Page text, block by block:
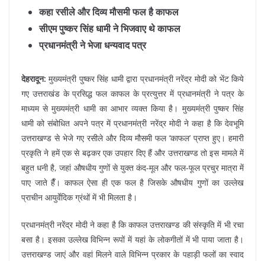
कहा रसीले और दिव्य मौसमी फल है काफल
सीएम पुष्कर सिंह धामी ने भिजवाए थे काफल
प्रधानमंत्री ने भेजा धन्यवाद पत्र
देहरादून: मुख्यमंत्री पुष्कर सिंह धामी द्वारा प्रधानमंत्री नरेंद्र मोदी को भेंट किये
गए उत्तराखंड के प्रसिद्ध फल काफल के प्रत्युत्तर में प्रधानमंत्री ने पत्र के
माध्यम से मुख्यमंत्री धामी का आभार व्यक्त किया है। मुख्यमंत्री पुष्कर सिंह
धामी को संबोधित अपने पत्र में प्रधानमंत्री नरेंद्र मोदी ने कहा है कि देवभूमि
उत्तराखण्ड से भेजे गए रसीले और दिव्य मौसमी फल ‘काफल’ प्राप्त हुए। हमारी
प्रकृति ने हमें एक से बढ़कर एक उपहार दिए हैं और उत्तराखण्ड तो इस मामले में
बहुत धनी है, जहां औषधीय गुणों से युक्त कंद-मूल और फल-फूल प्रचुर मात्रा में
पाए जाते हैँ। काफल ऐसा ही एक फल है जिसके औषधीय गुणों का उल्लेख
प्राचीन आयुर्वेदिक ग्रंथों में भी मिलता है।
प्रधानमंत्री नरेंद्र मोदी ने कहा है कि काफल उत्तराखण्ड की संस्कृति में भी रचा
बसा है। इसका उल्लेख विभिन्न रूपों में यहां के लोकगीतों में भी पाया जाता है।
उत्तराखण्ड जाएं और वहां मिलने वाले विभिन्न प्रकार के पहाड़ी फलों का स्वाद